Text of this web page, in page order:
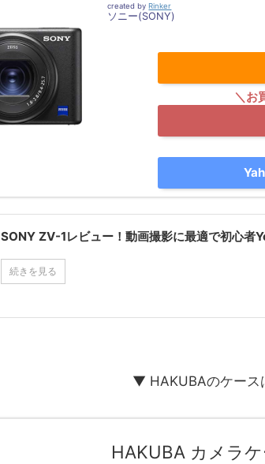
created byRinker
ソニー(SONY)
SONY ZV-1レビュー！動画撮影に最適で初心者
続きを見る
▼ HAKUBAのケー
HAKUBA カメラ